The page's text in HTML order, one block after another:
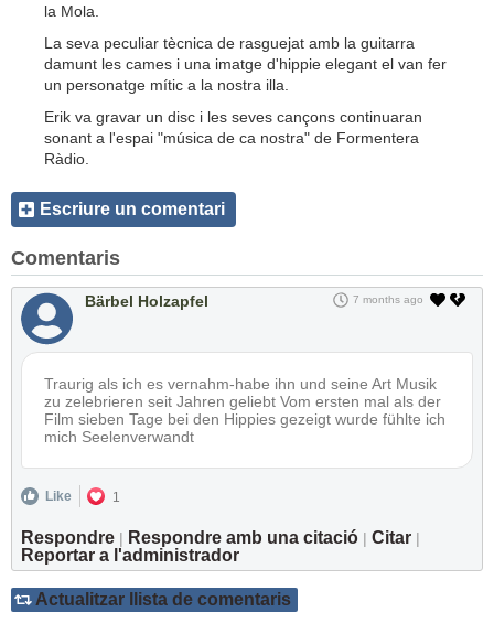
la Mola.
La seva peculiar tècnica de rasguejat amb la guitarra
damunt les cames i una imatge d'hippie elegant el van fer
un personatge mític a la nostra illa.
Erik va gravar un disc i les seves cançons continuaran
sonant a l'espai "música de ca nostra" de Formentera
Ràdio.
Escriure un comentari
Comentaris
Bärbel Holzapfel 7 months ago
Traurig als ich es vernahm-habe ihn und seine Art Musik
zu zelebrieren seit Jahren geliebt Vom ersten mal als der
Film sieben Tage bei den Hippies gezeigt wurde fühlte ich
mich Seelenverwandt
Like 1
Respondre | Respondre amb una citació | Citar |
Reportar a l'administrador
Actualitzar llista de comentaris